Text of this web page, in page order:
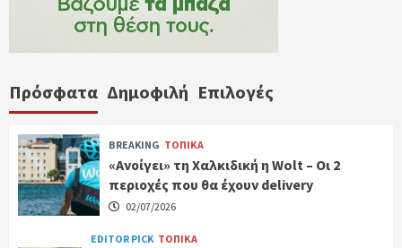
Πρόσφατα Δημοφιλή Επιλογές
BREAKING ΤΟΠΙΚΑ
«Ανοίγει» τη Χαλκιδική η Wolt – Οι 2
περιοχές που θα έχουν delivery
02/07/2026
EDITOR PICK ΤΟΠΙΚΑ